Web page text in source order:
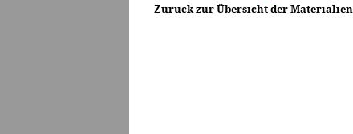
Zurück zur Übersicht der Materialien